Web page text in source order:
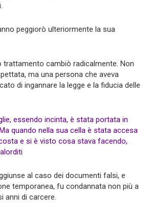
peggiorò ulteriormente la sua
trattamento cambiò radicalmente. Non
ma una persona che aveva
di ingannare la legge e la fiducia delle
al caso dei documenti falsi, e
temporanea, fu condannata non più a
anni di carcere.